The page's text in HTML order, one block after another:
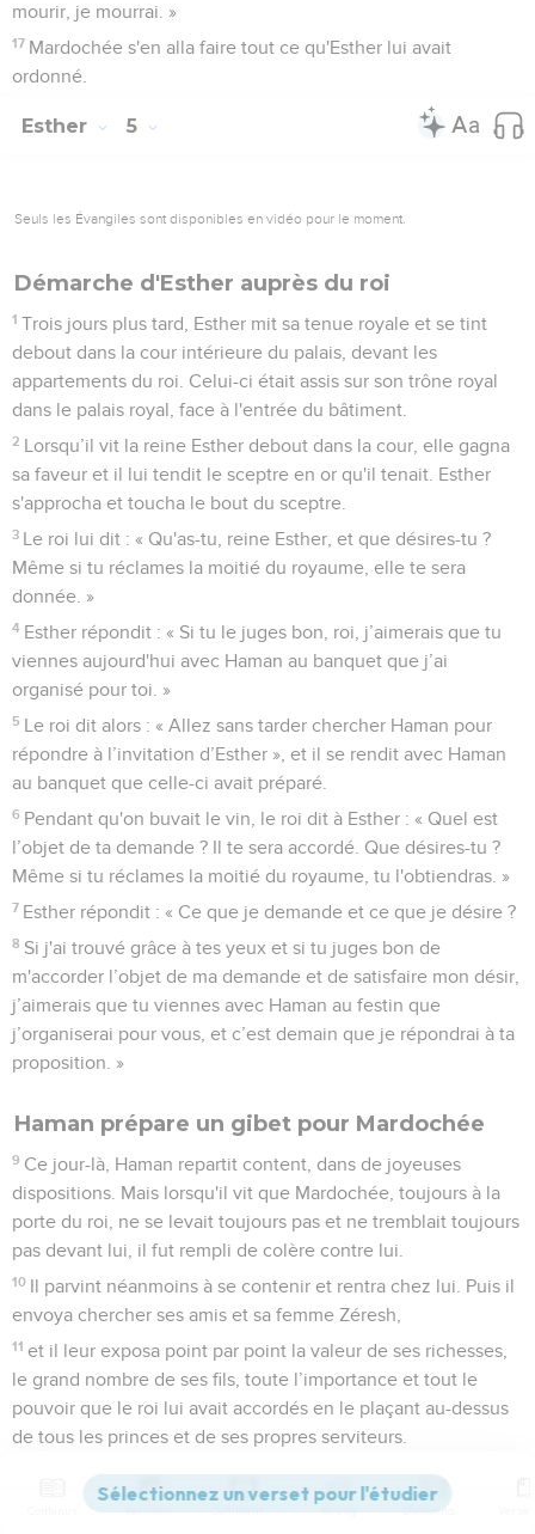
mourir, je mourrai. »
17 Mardochée s'en alla faire tout ce qu'Esther lui avait
ordonné.
Esther 5
Seuls les Évangiles sont disponibles en vidéo pour le moment.
Démarche d'Esther auprès du roi
1 Trois jours plus tard, Esther mit sa tenue royale et se tint
debout dans la cour intérieure du palais, devant les
appartements du roi. Celui-ci était assis sur son trône royal
dans le palais royal, face à l'entrée du bâtiment.
2 Lorsqu’il vit la reine Esther debout dans la cour, elle gagna
sa faveur et il lui tendit le sceptre en or qu'il tenait. Esther
s'approcha et toucha le bout du sceptre.
3 Le roi lui dit : « Qu'as-tu, reine Esther, et que désires-tu ?
Même si tu réclames la moitié du royaume, elle te sera
donnée. »
4 Esther répondit : « Si tu le juges bon, roi, j’aimerais que tu
viennes aujourd'hui avec Haman au banquet que j’ai
organisé pour toi. »
5 Le roi dit alors : « Allez sans tarder chercher Haman pour
répondre à l’invitation d’Esther », et il se rendit avec Haman
au banquet que celle-ci avait préparé.
6 Pendant qu'on buvait le vin, le roi dit à Esther : « Quel est
l’objet de ta demande ? Il te sera accordé. Que désires-tu ?
Même si tu réclames la moitié du royaume, tu l'obtiendras. »
7 Esther répondit : « Ce que je demande et ce que je désire ?
8 Si j'ai trouvé grâce à tes yeux et si tu juges bon de
m'accorder l’objet de ma demande et de satisfaire mon désir,
j’aimerais que tu viennes avec Haman au festin que
j’organiserai pour vous, et c’est demain que je répondrai à ta
proposition. »
Haman prépare un gibet pour Mardochée
9 Ce jour-là, Haman repartit content, dans de joyeuses
dispositions. Mais lorsqu'il vit que Mardochée, toujours à la
porte du roi, ne se levait toujours pas et ne tremblait toujours
pas devant lui, il fut rempli de colère contre lui.
10 Il parvint néanmoins à se contenir et rentra chez lui. Puis il
envoya chercher ses amis et sa femme Zéresh,
11 et il leur exposa point par point la valeur de ses richesses,
le grand nombre de ses fils, toute l’importance et tout le
pouvoir que le roi lui avait accordés en le plaçant au-dessus
de tous les princes et de ses propres serviteurs.
Il ajouta : « Je suis même le seul que la reine Esther ait
admis avec le roi au banquet qu'elle a organisé et je suis
Versions Commentaires Strong